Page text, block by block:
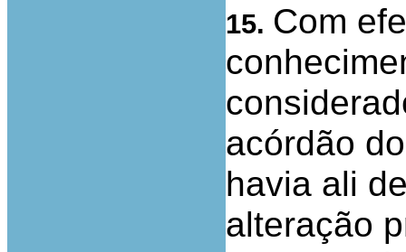
15. Com
acórdão
havia ali
alteração